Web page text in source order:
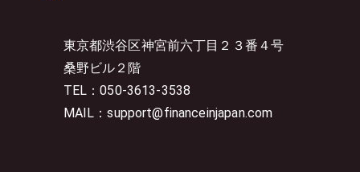
東京都渋谷区神宮前六丁目２３番４号
桑野ビル２階
TEL：050-3613-3538
MAIL：support@financeinjapan.com